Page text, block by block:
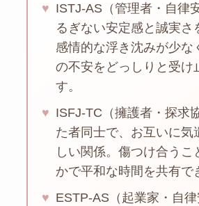
♥ ISTJ-AS（管理者・自律
るぎない安定感と誠実さ
感情的な浮き沈みが少な
の不安をどっしりと受け
す。
♥ ISFJ-TC（擁護者・探求
た者同士で、お互いに気
しい関係。傷つけ合うこ
かで平和な時間を共有で
♥ ESTP-AS（起業家・自律